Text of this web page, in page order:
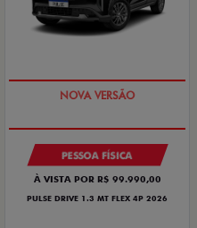
PREÇO IMPERDÍVEL
PESSOA FÍSICA
À VISTA POR R$ 99.990,00
PULSE DRIVE 1.3 MT FLEX 4P 2026